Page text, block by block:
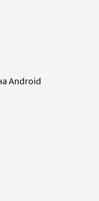
Android